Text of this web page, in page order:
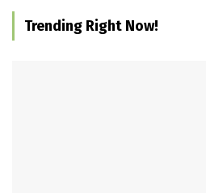
Trending Right Now!